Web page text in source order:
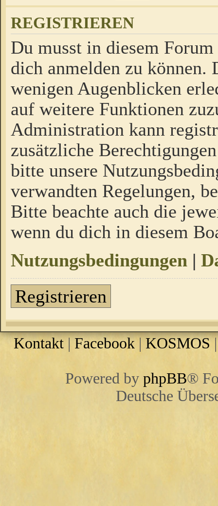
REGISTRIEREN
Du musst in diesem
dich anmelden zu
wenigen Augenblicken
auf weitere Funktionen
Administration kann
zusätzliche
bitte unsere
verwandten Regelungen,
Bitte beachte auch die
wenn du dich in diesem
Nutzungsbedingungen |
Registrieren
Kontakt | Facebook |KOSMOS
Powered by phpBB®
Deutsche